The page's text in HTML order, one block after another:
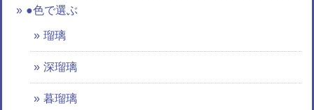
●色で選ぶ
瑠璃
深瑠璃
暮瑠璃